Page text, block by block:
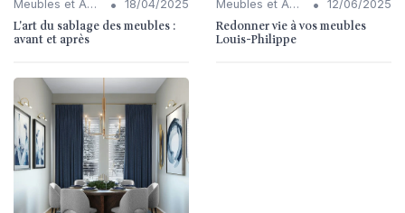
Meubles et Accessoires • 18/04/2025
L'art du sablage des meubles :
avant et après
Meubles et Accessoires • 12/06/2025
Redonner vie à vos meubles
Louis-Philippe